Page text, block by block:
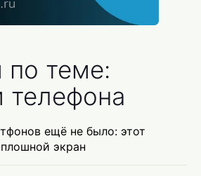
по теме:
телефона
ещё не было: этот
экран